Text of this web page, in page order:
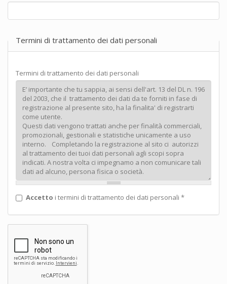
Termini di trattamento dei dati personali
Termini di trattamento dei dati personali
Accetto i termini di trattamento dei dati personali *